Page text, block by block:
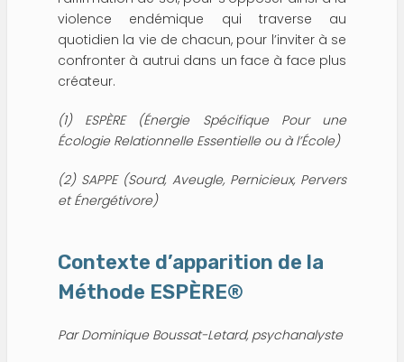
violence endémique qui traverse au
quotidien la vie de chacun, pour l’inviter à se
confronter à autrui dans un face à face plus
créateur.
(1) ESPÈRE (Énergie Spécifique Pour une
Écologie Relationnelle Essentielle ou à l’École)
(2) SAPPE (Sourd, Aveugle, Pernicieux, Pervers
et Énergétivore)
Contexte d’apparition de la
Méthode ESPÈRE®
Par Dominique Boussat-Letard, psychanalyste